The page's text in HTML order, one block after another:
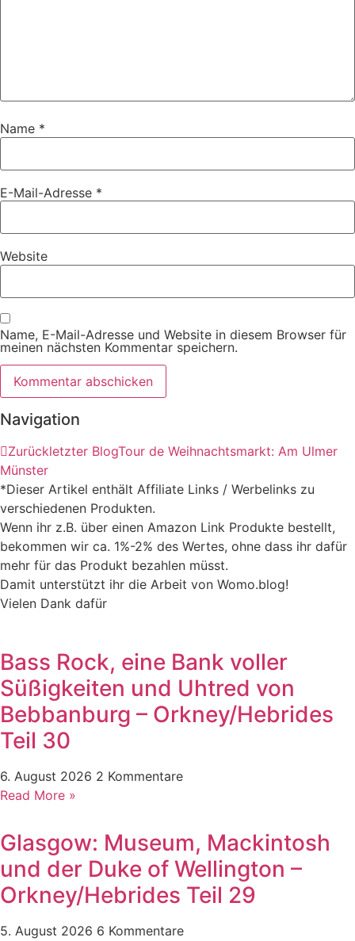
Name *
E-Mail-Adresse *
Website
Name, E-Mail-Adresse und Website in diesem Browser für
meinen nächsten Kommentar speichern.
Navigation
Zurückletzter BlogTour de Weihnachtsmarkt: Am Ulmer
Münster
*Dieser Artikel enthält Affiliate Links / Werbelinks zu
verschiedenen Produkten.
Wenn ihr z.B. über einen Amazon Link Produkte bestellt,
bekommen wir ca. 1%-2% des Wertes, ohne dass ihr dafür
mehr für das Produkt bezahlen müsst.
Damit unterstützt ihr die Arbeit von Womo.blog!
Vielen Dank dafür
Bass Rock, eine Bank voller
Süßigkeiten und Uhtred von
Bebbanburg – Orkney/Hebrides
Teil 30
6. August 2026 2 Kommentare
Read More »
Glasgow: Museum, Mackintosh
und der Duke of Wellington –
Orkney/Hebrides Teil 29
5. August 2026 6 Kommentare